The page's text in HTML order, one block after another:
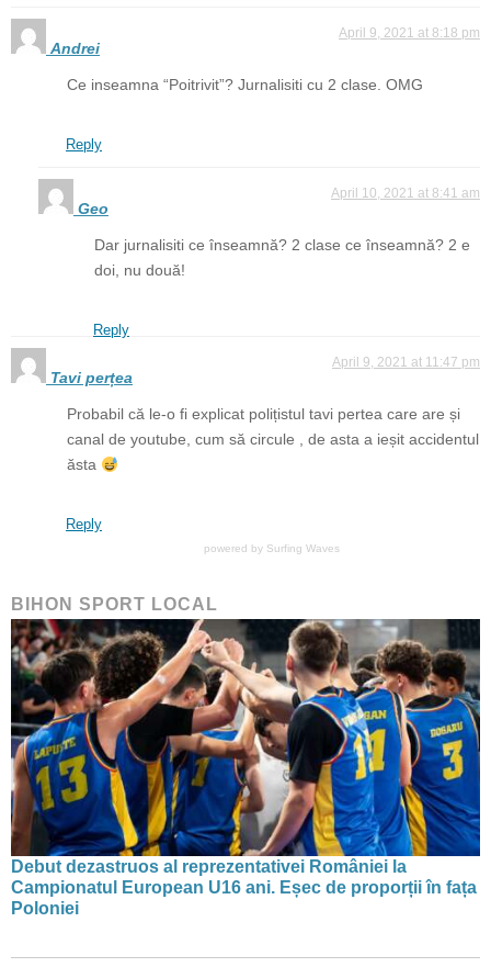
Andrei
April 9, 2021 at 8:18 pm
Ce inseamna “Poitrivit”? Jurnalisiti cu 2 clase. OMG
Reply
Geo
April 10, 2021 at 8:41 am
Dar jurnalisiti ce înseamnă? 2 clase ce înseamnă? 2 e
doi, nu două!
Reply
Tavi perțea
April 9, 2021 at 11:47 pm
Probabil că le-o fi explicat polițistul tavi pertea care are și
canal de youtube, cum să circule , de asta a ieșit accidentul
ăsta
Reply
powered by Surfing Waves
BIHON SPORT LOCAL
Debut dezastruos al reprezentativei României la
Campionatul European U16 ani. Eșec de proporții în fața
Poloniei